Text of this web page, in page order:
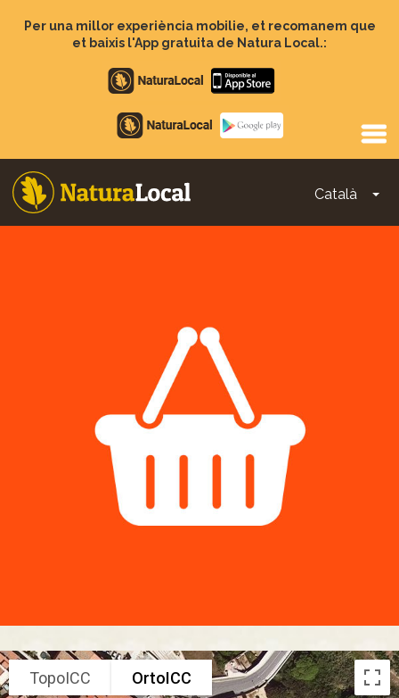
Per una millor experiència mobilie, et recomanem que
et baixis l'App gratuita de Natura Local.:
Apple
store
Google
Play
Català
Main
TopoICC OrtoICC